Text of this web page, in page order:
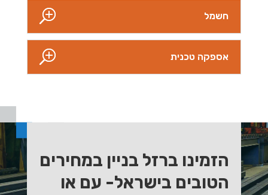
חשמל
אספקה טכנית
הזמינו ברזל בניין במחירים
הטובים בישראל- עם או